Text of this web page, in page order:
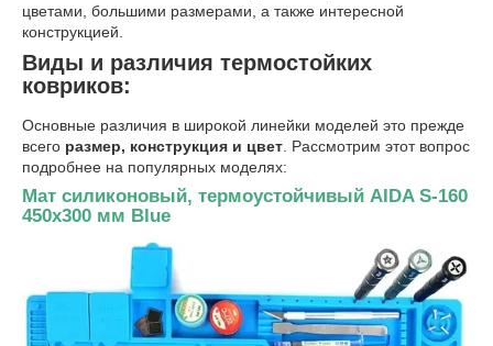
цветами, большими размерами, а также интересной
конструкцией.
Виды и различия термостойких
ковриков:
Основные различия в широкой линейки моделей это прежде
всего размер, конструкция и цвет . Рассмотрим этот вопрос
подробнее на популярных моделях:
Мат силиконовый, термоустойчивый AIDA S-160
450x300 мм Blue